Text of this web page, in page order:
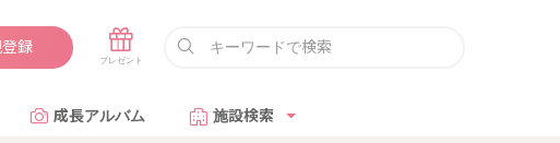
録
成長アルバム 施設検索